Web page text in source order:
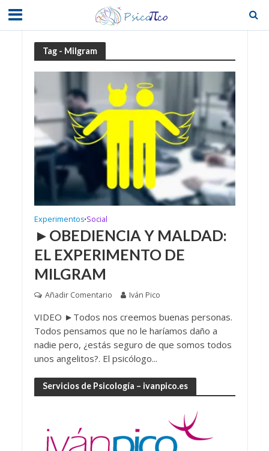
Tag - Milgram
Experimentos•Social
►OBEDIENCIA Y MALDAD:
EL EXPERIMENTO DE
MILGRAM
Añadir Comentario Iván Pico
VIDEO ►Todos nos creemos buenas personas.
Todos pensamos que no le haríamos daño a
nadie pero, ¿estás seguro de que somos todos
unos angelitos?. El psicólogo...
Servicios de Psicología – ivanpico.es